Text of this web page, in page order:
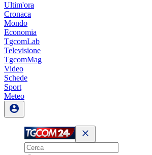
Ultim'ora
Cronaca
Mondo
Economia
TgcomLab
Televisione
TgcomMag
Video
Schede
Sport
Meteo